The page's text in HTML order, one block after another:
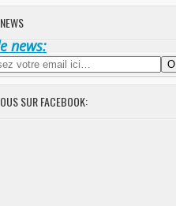
news:
SUR FACEBOOK: